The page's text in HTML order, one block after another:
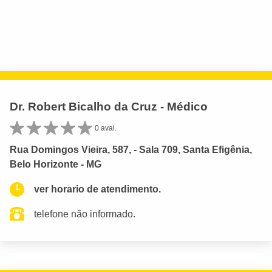
Dr. Robert Bicalho da Cruz - Médico
0 aval.
Rua Domingos Vieira, 587, - Sala 709, Santa Efigênia,
Belo Horizonte - MG
ver horario de atendimento.
telefone não informado.